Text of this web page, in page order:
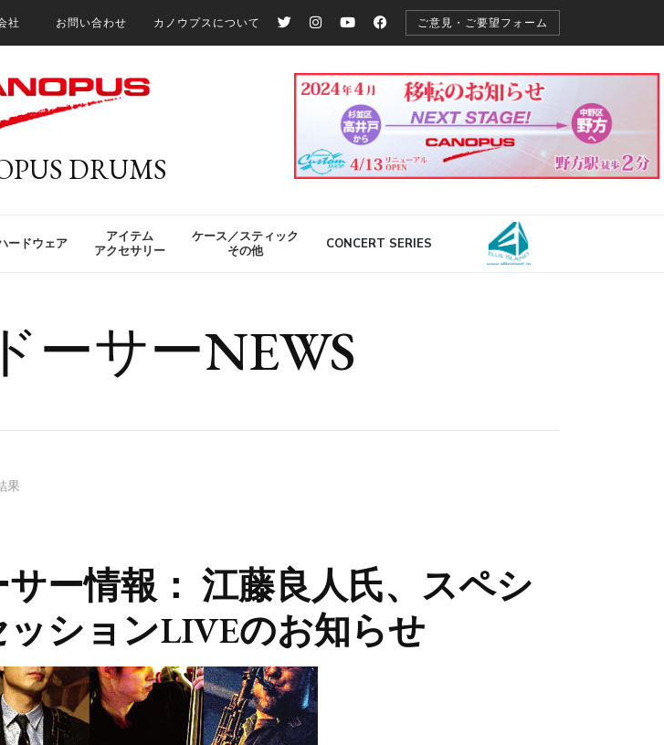
社 お問い合わせ カノウプスについて ご意見・ご要望フォーム
DRUMS
ードウェア
アイテム
アクセサリー
ケース／スティック
その他
CONCERT SERIES ELLIS ISLAND
ーサーNEWS
果
ー情報： 江藤良人氏、スペシ
ッションLIVEのお知らせ